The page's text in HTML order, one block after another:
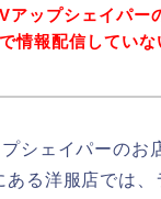
アップシェイパー
情報配信していな
シェイパーのお
ある洋服店では、